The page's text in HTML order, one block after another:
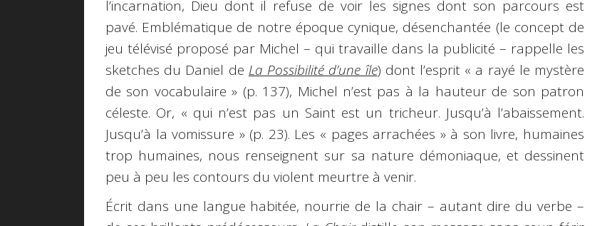
l’incarnation, Dieu dont il refuse de voir les signes dont son parcours est
pavé. Emblématique de notre époque cynique, désenchantée (le concept de
jeu télévisé proposé par Michel – qui travaille dans la publicité – rappelle les
sketches du Daniel de La Possibilité d’une île) dont l’esprit « a rayé le mystère
de son vocabulaire » (p. 137), Michel n’est pas à la hauteur de son patron
céleste. Or, « qui n’est pas un Saint est un tricheur. Jusqu’à l’abaissement.
Jusqu’à la vomissure » (p. 23). Les « pages arrachées » à son livre, humaines
trop humaines, nous renseignent sur sa nature démoniaque, et dessinent
peu à peu les contours du violent meurtre à venir.
Écrit dans une langue habitée, nourrie de la chair – autant dire du verbe –